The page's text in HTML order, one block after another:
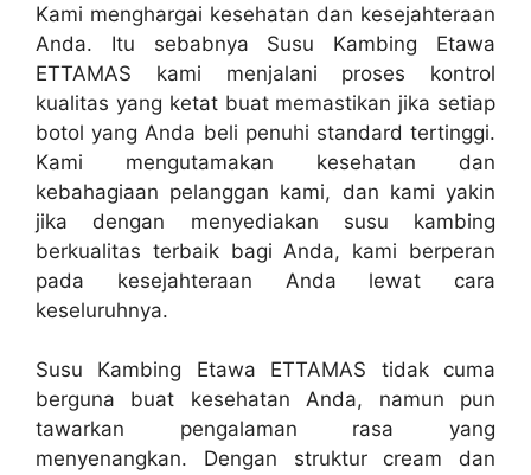
Kami menghargai kesehatan dan kesejahteraan
Anda. Itu sebabnya Susu Kambing Etawa
ETTAMAS kami menjalani proses kontrol
kualitas yang ketat buat memastikan jika setiap
botol yang Anda beli penuhi standard tertinggi.
Kami mengutamakan kesehatan dan
kebahagiaan pelanggan kami, dan kami yakin
jika dengan menyediakan susu kambing
berkualitas terbaik bagi Anda, kami berperan
pada kesejahteraan Anda lewat cara
keseluruhnya.
Susu Kambing Etawa ETTAMAS tidak cuma
berguna buat kesehatan Anda, namun pun
tawarkan pengalaman rasa yang
menyenangkan. Dengan struktur cream dan